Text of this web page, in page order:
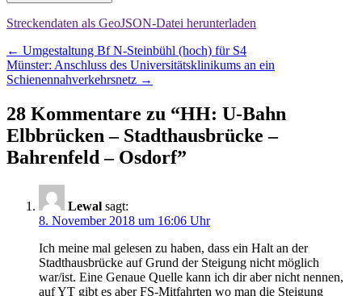
Streckendaten als GeoJSON-Datei herunterladen
Beitragsnavigation
← Umgestaltung Bf N-Steinbühl (hoch) für S4
Münster: Anschluss des Universitätsklinikums an ein
Schienennahverkehrsnetz →
28 Kommentare zu “HH: U-Bahn
Elbbrücken – Stadthausbrücke –
Bahrenfeld – Osdorf”
Lewal sagt:
8. November 2018 um 16:06 Uhr
Ich meine mal gelesen zu haben, dass ein Halt an der
Stadthausbrücke auf Grund der Steigung nicht möglich
war/ist. Eine Genaue Quelle kann ich dir aber nicht nennen,
auf YT gibt es aber FS-Mitfahrten wo man die Steigung